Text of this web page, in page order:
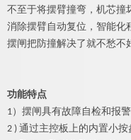
不至于将摆臂撞弯，机芯撞
消除摆臂自动复位，智能化
摆闸把防撞解决了就不愁不
功能特点
1） 摆闸具有故障自检和报
2 ) 通过主控板上的内置小